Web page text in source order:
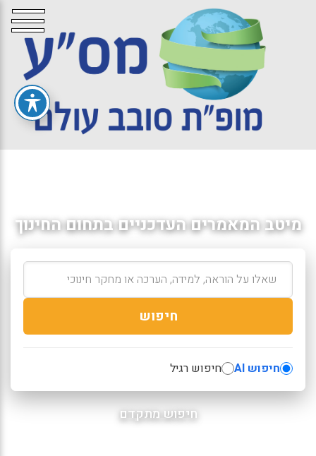
מיטב המאמרים העדכניים בתחום החינוך
חיפוש
חיפוש AI חיפוש רגיל
חיפוש מתקדם